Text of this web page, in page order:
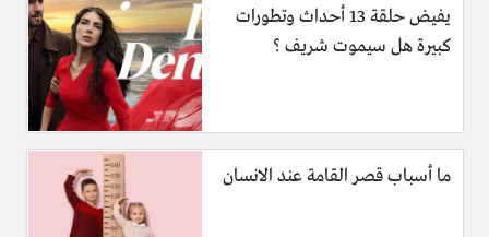
يفيض حلقة 13 أحداث وتطورات
كبيرة هل سيموت شريف ؟
ما أسباب قصر القامة عند الانسان